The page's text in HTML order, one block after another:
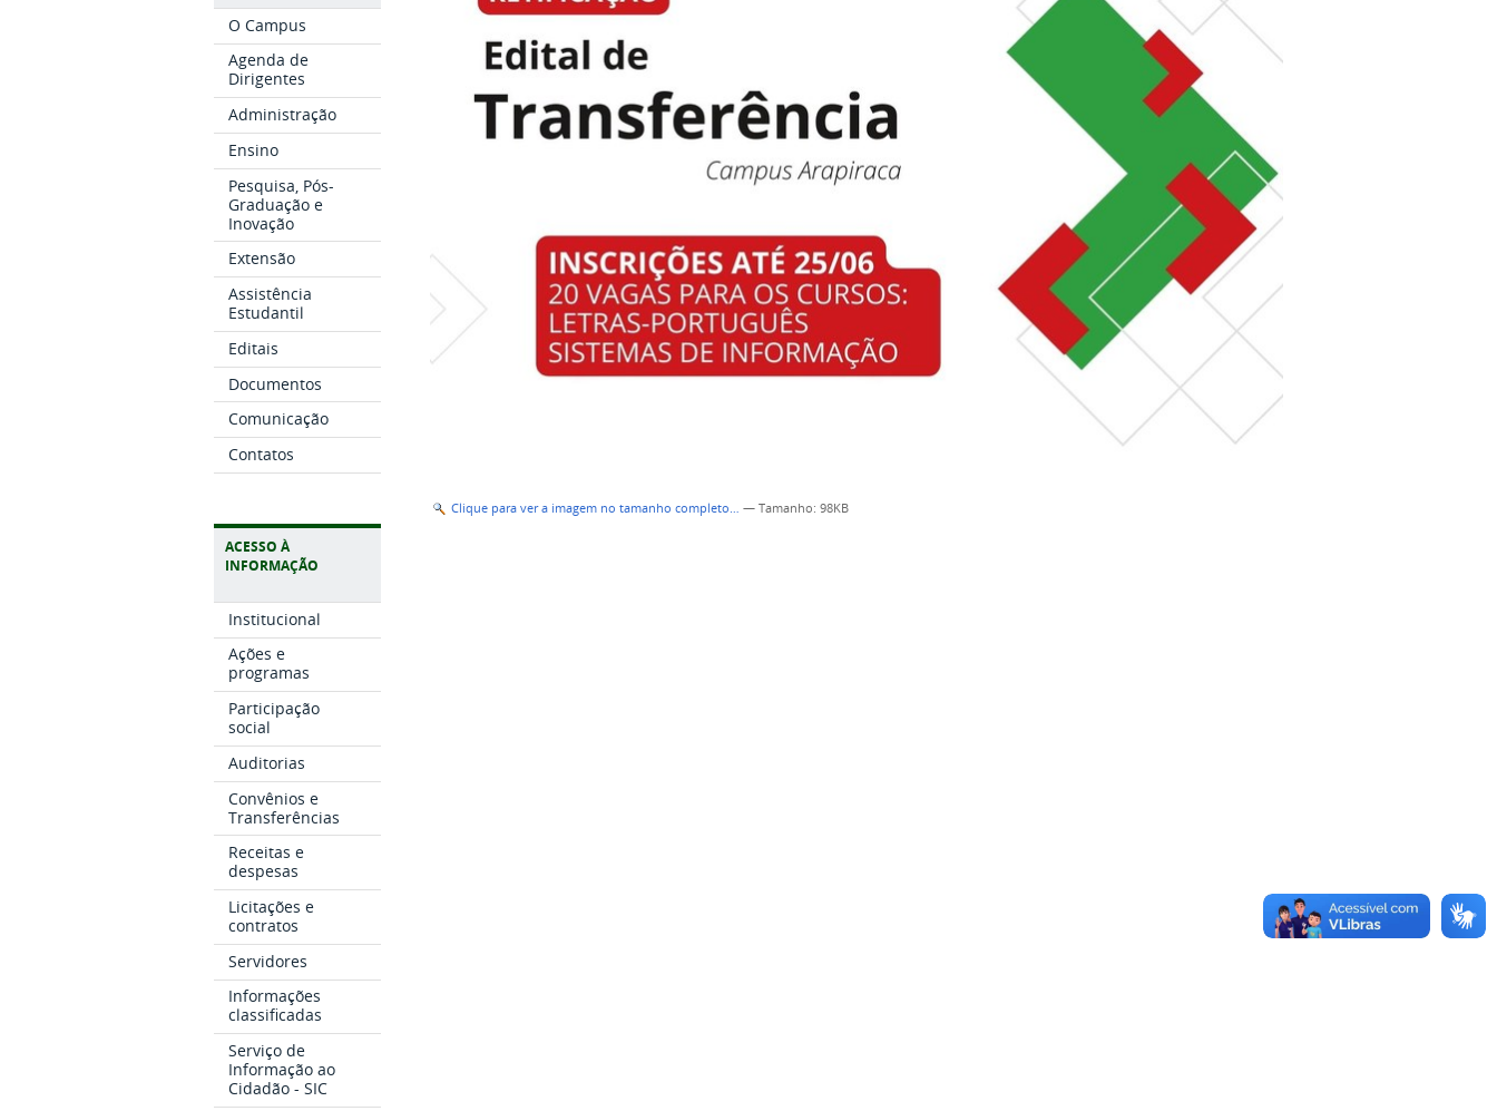
O Campus
Agenda de
Dirigentes
Administração
Ensino
Pesquisa, Pós-
Graduação e
Inovação
Extensão
Assistência
Estudantil
Editais
Documentos
Comunicação
Contatos
ACESSO À
INFORMAÇÃO
Institucional
Ações e
programas
Participação
social
Auditorias
Convênios e
Transferências
Receitas e
despesas
Licitações e
contratos
Servidores
Informações
classificadas
Serviço de
Informação ao
Cidadão - SIC
Clique para ver a imagem no tamanho completo… —Tamanho: 98KB